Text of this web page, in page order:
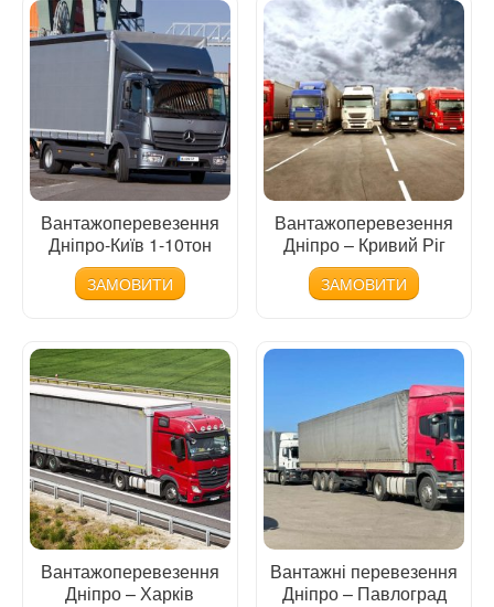
Вантажоперевезення
Дніпро-Київ 1-10тон
ЗАМОВИТИ
Вантажоперевезення
Дніпро – Кривий Ріг
ЗАМОВИТИ
Вантажоперевезення
Дніпро – Харків
Вантажні перевезення
Дніпро – Павлоград